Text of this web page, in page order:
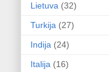
Lietuva (32)
Turkija (27)
Indija (24)
Italija (16)